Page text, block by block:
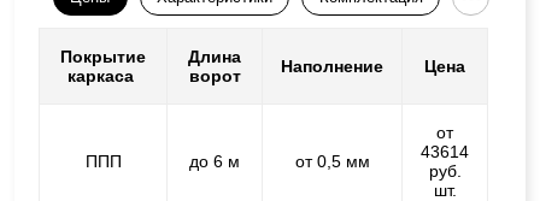
Покрытие
каркаса
Длина
ворот
Наполнение Цена
ППП до 6 м от 0,5 мм
от
43614
руб.
шт.